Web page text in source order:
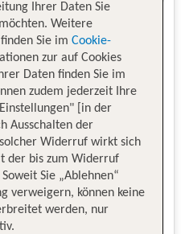
Ihrer Daten Sie
Weitere
Sie im Cookie-
zur auf Cookies
Daten finden Sie im
zudem jederzeit Ihre
[in der
Ausschalten der
Widerruf wirkt sich
der bis zum Widerruf
Sie „Ablehnen“
verweigern, können keine
werden, nur